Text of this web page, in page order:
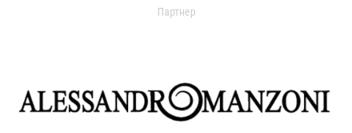
Партнер